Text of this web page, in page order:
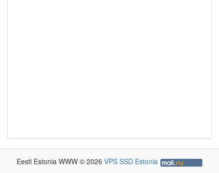
Eesti Estonia WWW © 2026 VPS SSD Estonia